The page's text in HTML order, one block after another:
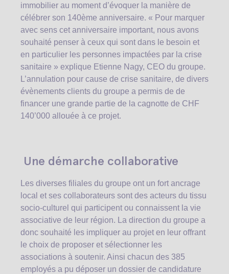
immobilier au moment d’évoquer la manière de
célébrer son 140ème anniversaire. « Pour marquer
avec sens cet anniversaire important, nous avons
souhaité penser à ceux qui sont dans le besoin et
en particulier les personnes impactées par la crise
sanitaire » explique Etienne Nagy, CEO du groupe.
L’annulation pour cause de crise sanitaire, de divers
évènements clients du groupe a permis de de
financer une grande partie de la cagnotte de CHF
140’000 allouée à ce projet.
Une démarche collaborative
Les diverses filiales du groupe ont un fort ancrage
local et ses collaborateurs sont des acteurs du tissu
socio-culturel qui participent ou connaissent la vie
associative de leur région. La direction du groupe a
donc souhaité les impliquer au projet en leur offrant
le choix de proposer et sélectionner les
associations à soutenir. Ainsi chacun des 385
employés a pu déposer un dossier de candidature